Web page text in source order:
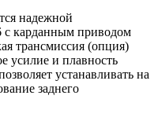
надежной
с карданным приводом
трансмиссия (опция)
усилие и плавность
устанавливать на
заднего